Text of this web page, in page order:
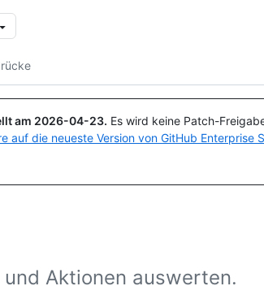
am 2026-04-23. Es wird keine Patch-
auf die neueste Version von GitHub Enterprise
Aktionen auswerten.